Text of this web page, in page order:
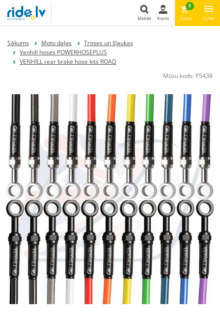
Meklēt Konts
0
Grozs Izvēle
Sākums Moto daļas
Troses un šļaukas
Venhill hoses POWERHOSEPLUS
VENHILL rear brake hose kits ROAD
Mūsu kods: P5438